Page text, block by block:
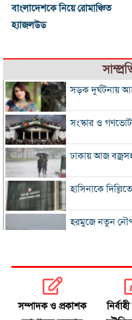
বাংলাদেশকে নিয়ে রোমাঞ্চিত
হ্যাজলউড
সড়ক দুর্ঘটনায়
সংস্কার ও
ঢাকায় আজ বজ্রসহ
হাসিনাকে
হরমুজে নতুন
ভুল স্বীকার করে
সম্পাদক ও প্রকাশক